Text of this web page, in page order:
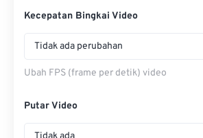
Kecepatan Bingkai Video
Tidak ada perubahan
Ubah FPS (frame per detik) video
Putar Video